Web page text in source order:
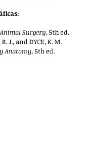
Surgery. 5th ed.
J., and DYCE, K. M.
Anatomy. 5th ed.